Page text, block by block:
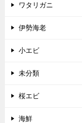
ワタリガニ
伊勢海老
小エビ
未分類
桜エビ
海鮮